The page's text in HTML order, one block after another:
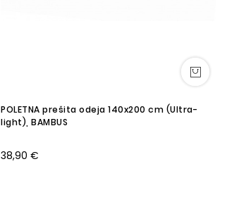
POLETNA prešita odeja 140x200 cm (Ultra-
light), BAMBUS
38,90 €